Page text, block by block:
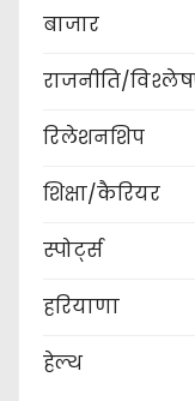
बाजार
राजनीति/
रिलेशनशिप
शिक्षा/कैरियर
स्पोर्ट्स
हरियाणा
हेल्थ